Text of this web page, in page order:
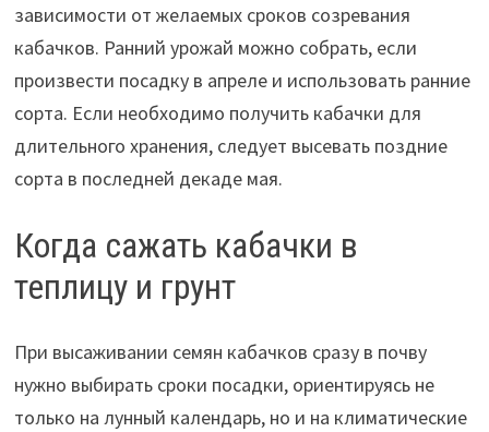
зависимости от желаемых сроков созревания
кабачков. Ранний урожай можно собрать, если
произвести посадку в апреле и использовать ранние
сорта. Если необходимо получить кабачки для
длительного хранения, следует высевать поздние
сорта в последней декаде мая.
Когда сажать кабачки в
теплицу и грунт
При высаживании семян кабачков сразу в почву
нужно выбирать сроки посадки, ориентируясь не
только на лунный календарь, но и на климатические